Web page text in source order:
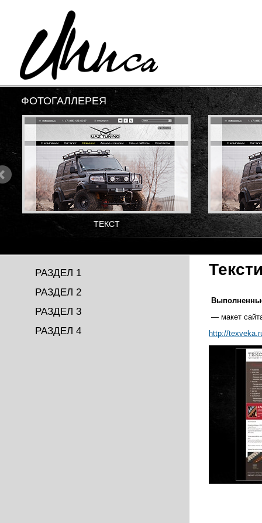
ФОТОГАЛЛЕРЕЯ
ТЕКСТ
— макет
http://
РАЗДЕЛ 1
РАЗДЕЛ 2
РАЗДЕЛ 3
РАЗДЕЛ 4